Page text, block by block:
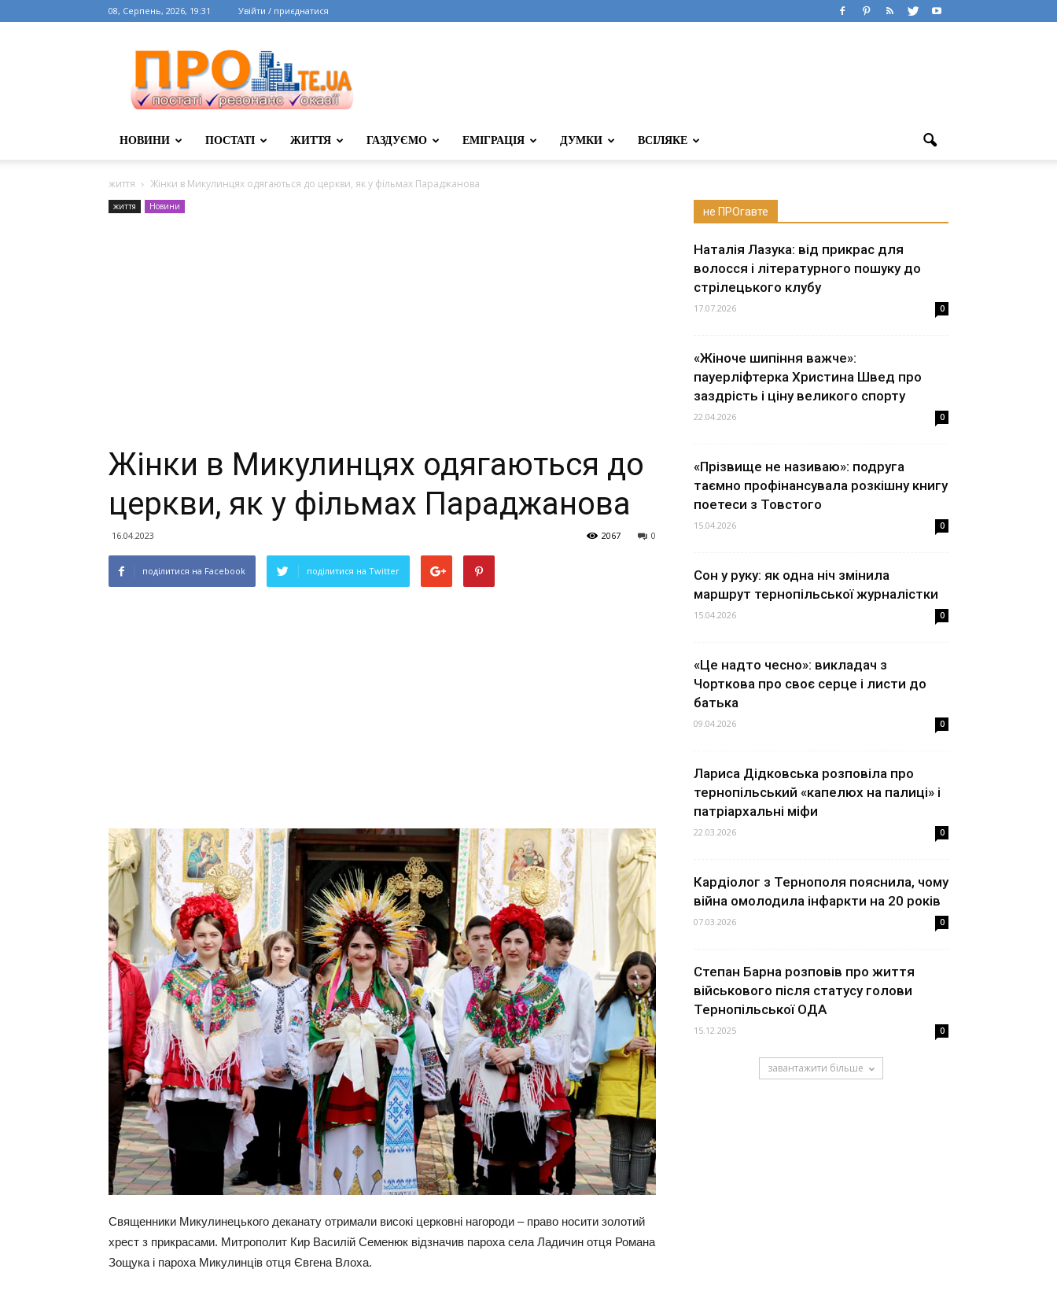
08, Серпень, 2026, 19:31 Увійти / приєднатися
НОВИНИ ПОСТАТІ ЖИТТЯ ГАЗДУЄМО ЕМІГРАЦІЯ ДУМКИ ВСІЛЯКЕ
життя Жінки в Микулинцях одягаються до церкви, як у фільмах Параджанова
життя Новини
Жінки в Микулинцях одягаються до
церкви, як у фільмах Параджанова
16.04.2023 0
2067
поділитися на Facebook поділитися на Twitter
Священники Микулинецького деканату отримали високі церковні нагороди – право носити золотий
хрест з прикрасами. Митрополит Кир Василій Семенюк відзначив пароха села Ладичин отця Романа
Зощука і пароха Микулинців отця Євгена Влоха.
не ПРОгавте
Наталія Лазука: від прикрас для
волосся і літературного пошуку до
стрілецького клубу
17.07.2026 0
«Жіноче шипіння важче»:
пауерліфтерка Христина Швед про
заздрість і ціну великого спорту
22.04.2026 0
«Прізвище не називаю»: подруга
таємно профінансувала розкішну книгу
поетеси з Товстого
15.04.2026 0
Сон у руку: як одна ніч змінила
маршрут тернопільської журналістки
15.04.2026 0
«Це надто чесно»: викладач з
Чорткова про своє серце і листи до
батька
09.04.2026 0
Лариса Дідковська розповіла про
тернопільський «капелюх на палиці» і
патріархальні міфи
22.03.2026 0
Кардіолог з Тернополя пояснила, чому
війна омолодила інфаркти на 20 років
07.03.2026 0
Степан Барна розповів про життя
військового після статусу голови
Тернопільської ОДА
15.12.2025 0
завантажити більше